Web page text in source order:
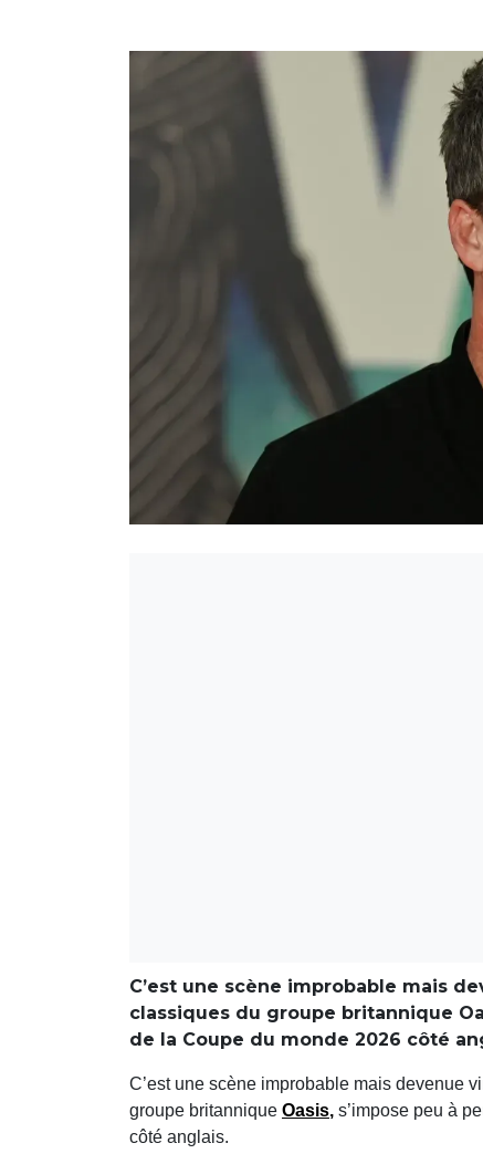
C’est une scène improbable mais
classiques du groupe britannique
de la Coupe du monde 2026 côté
C’est une scène improbable mais devenue
groupe britannique Oasis, s’impose peu à
côté anglais.